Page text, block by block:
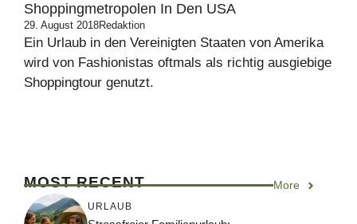
Shoppingmetropolen In Den USA
29. August 2018Redaktion
Ein Urlaub in den Vereinigten Staaten von Amerika
wird von Fashionistas oftmals als richtig ausgiebige
Shoppingtour genutzt.
MOST RECENT More
URLAUB